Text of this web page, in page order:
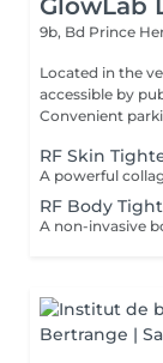
GlowLab
9b, Bd Prince
Located in the very
accessible by
Convenient
RF Skin
RF Body